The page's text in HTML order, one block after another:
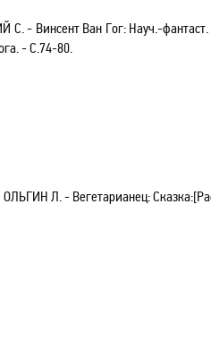
С. - Винсент Ван Гог: Науч.-
- С.74-80.
Л. - Вегетарианец: